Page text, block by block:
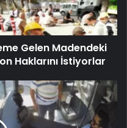
Gelen Madendeki
Haklarını İstiyorlar